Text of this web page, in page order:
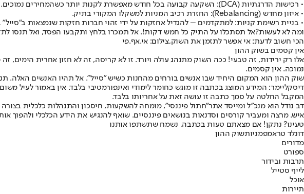
• רכישות הדרגתיות (DCA): השקעה קבועה בכל חודש מאפשרת לקנות יותר כשהמחירים נמוכים.
• איזון מחדש (Rebalancing): החזרת רכיב המניות למשקלו המקורי בתיק.
• בניית רשימת קניות: למתקדמים – להגדיל אחזקות על ידי זהוי חברות חזקות שנמצאות
ומה לא לעשות?אל תסתכלו על התיק כל חמש דקות!. אל תמכרו בלחץ ותקבעו הפסד, ואל תנסו
הכי חשוב לדעת: אי אפשר לתזמן את השוק,צילום: אי.אף.פי
אין קסמים בשוק ההון
אלו רק ירידות, זה טבעי! ככה השוק מתנהג עולה ויורד. זו לא קריסה, זה לא חזון אחרית הימים,
נמוכה. אין קסמים.
שוק ההון הוא המקום היחיד שבו אנשים בורחים מהחנות כשיש "סייל". אל תהיו האנשים האלה.
דיסקליימר: המידע המוצג בכתבה זו מוגש כחומר לימודי ואינפורמטיבי בלבד. אין באמור לעיל
המקבל החלטה על סמך כתבה זו עושה זאת על אחריותו בלבד.
דב נודל הוא מנכ"ל ומייסד אתר"חתול פיננסי", מומחה להשקעות, חיסכון והתנהלות כלכלית בצורה
איש. מרצה ומעביר קורסים וסדנאות בנושאים פיננסיים. שואף להנגיש את הידע הכלכלי ולהפוך
טעינו? נתקן! אם מצאתם טעות בכתבה, נשמח שתשתפו אותנו
דונלד טראמפמניותשוק ההון
מדורים
ספורט
תרבות ובידור
לייף סטייל
אוכל
תיירות